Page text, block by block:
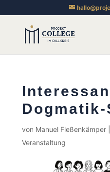
von Manuel Fleßenkämper|
Veranstaltung